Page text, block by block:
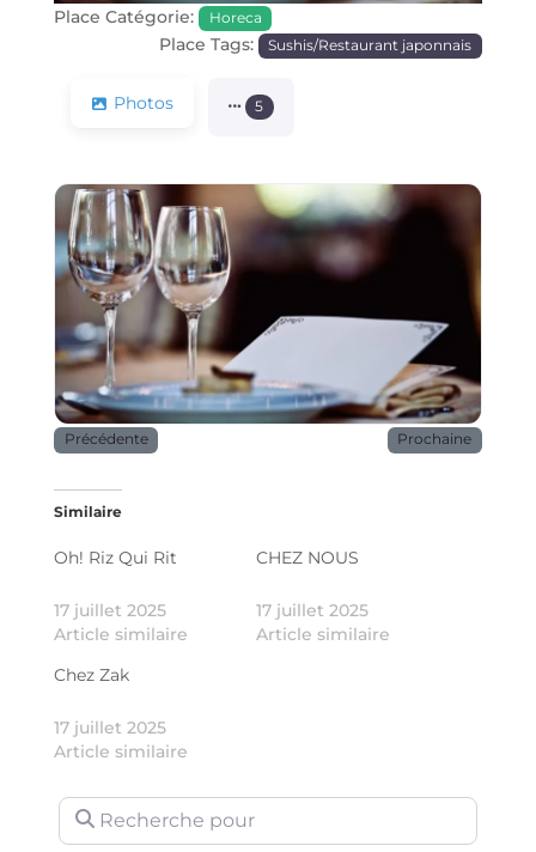
Place Catégorie: Horeca
Place Tags: Sushis/Restaurant japonnais
Photos 5
Précédente Prochaine
Similaire
Oh! Riz Qui Rit
17 juillet 2025
Article similaire
CHEZ NOUS
17 juillet 2025
Article similaire
Chez Zak
17 juillet 2025
Article similaire
Recherche pour